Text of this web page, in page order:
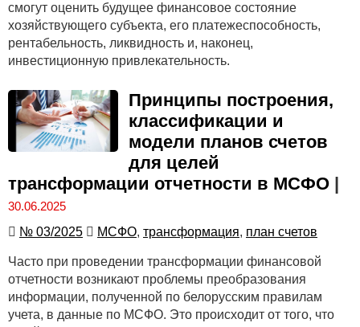
смогут оценить будущее финансовое состояние
хозяйствующего субъекта, его платежеспособность,
рентабельность, ликвидность и, наконец,
инвестиционную привлекательность.
Принципы построения,
классификации и
модели планов счетов
для целей
трансформации отчетности в МСФО
30.06.2025
№ 03/2025
МСФО, трансформация, план счетов
Часто при проведении трансформации финансовой
отчетности возникают проблемы преобразования
информации, полученной по белорусским правилам
учета, в данные по МСФО. Это происходит от того, что